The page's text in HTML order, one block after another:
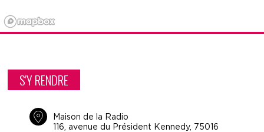
S'Y RENDRE
Maison de la Radio
116, avenue du Président Kennedy, 75016